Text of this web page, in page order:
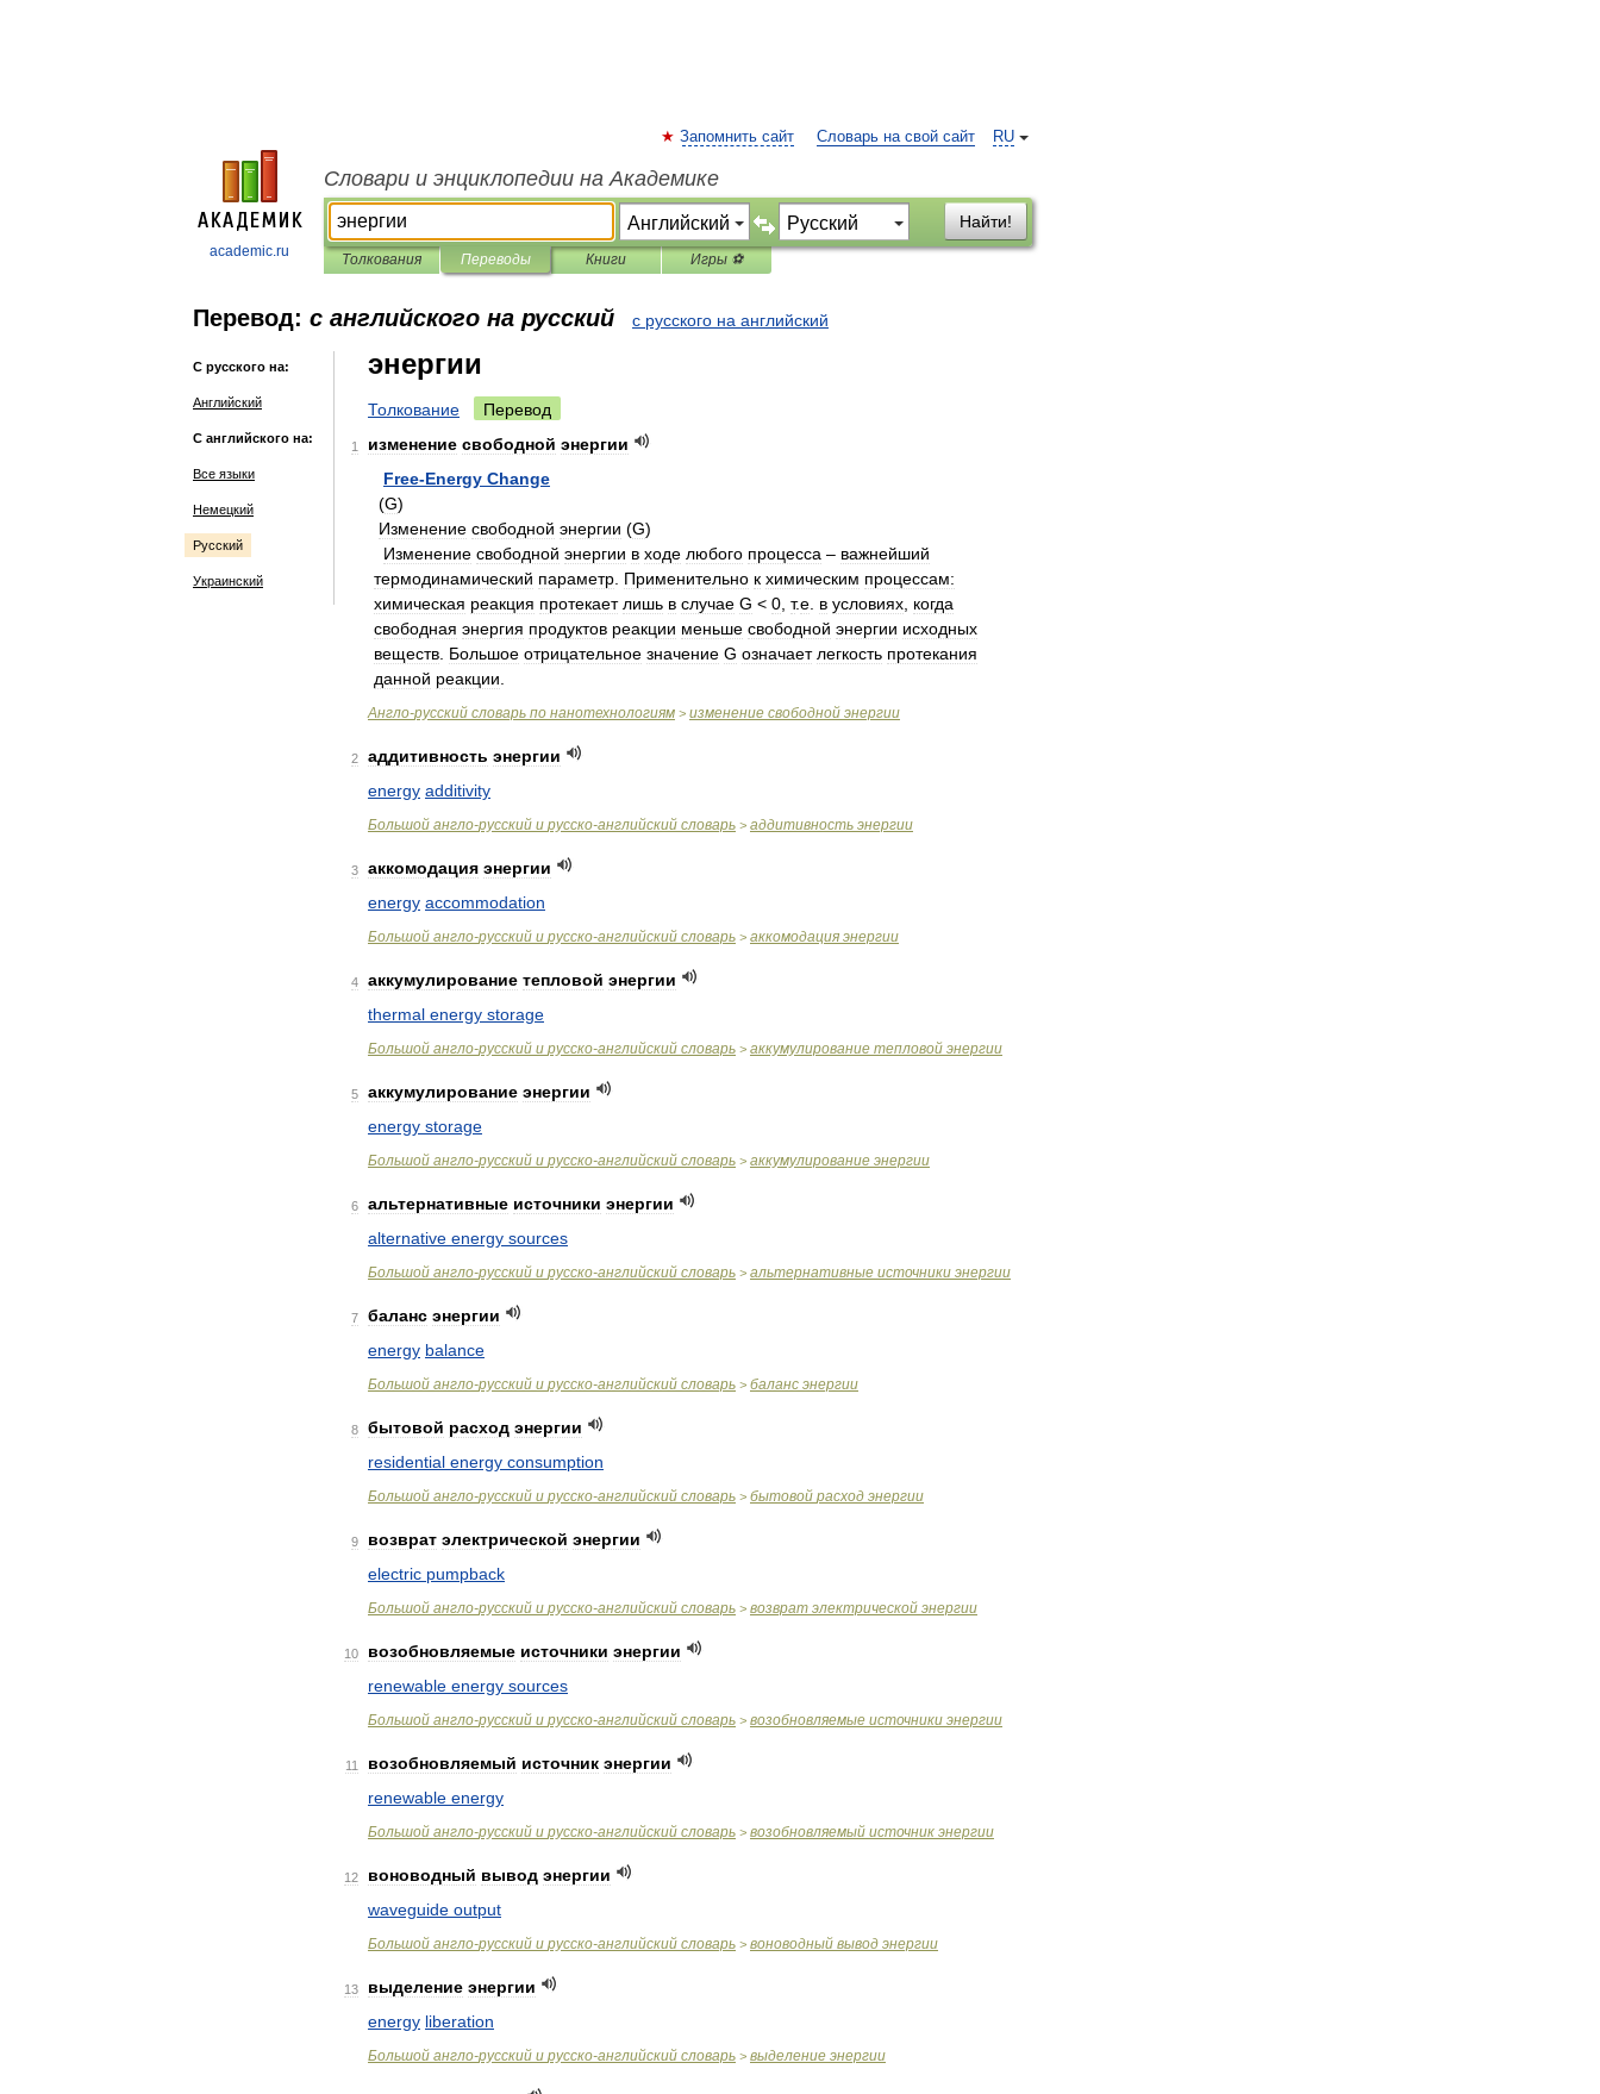
academic.ru
RU
Запомнить сайт Словарь на свой сайт
Словари и энциклопедии на Академике
Найти!
Толкования Переводы Книги Игры ⚽
Перевод: с английского на русский с русского на английский
С русского на:
Английский
С английского на:
Все языки
Немецкий
Русский
Украинский
энергии
Толкование Перевод
1 изменение свободной энергии
Free-Energy Change
(G)
Изменение свободной энергии (G)
Изменение свободной энергии в ходе любого процесса – важнейший
термодинамический параметр Применительно к химическим процессам:
химическая реакция протекает лишь в случае G < 0 т.е в условиях когда
свободная энергия продуктов реакции меньше свободной энергии исходных
веществ Большое отрицательное значение G означает легкость протекания
данной реакции
Англо-русский словарь по нанотехнологиям > изменение свободной энергии
2 аддитивность энергии
energy additivity
Большой англо-русский и русско-английский словарь > аддитивность энергии
3 аккомодация энергии
energy accommodation
Большой англо-русский и русско-английский словарь > аккомодация энергии
4 аккумулирование тепловой энергии
thermal energy storage
Большой англо-русский и русско-английский словарь > аккумулирование тепловой энергии
5 аккумулирование энергии
energy storage
Большой англо-русский и русско-английский словарь > аккумулирование энергии
6 альтернативные источники энергии
alternative energy sources
Большой англо-русский и русско-английский словарь > альтернативные источники энергии
7 баланс энергии
energy balance
Большой англо-русский и русско-английский словарь > баланс энергии
8 бытовой расход энергии
residential energy consumption
Большой англо-русский и русско-английский словарь > бытовой расход энергии
9 возврат электрической энергии
electric pumpback
Большой англо-русский и русско-английский словарь > возврат электрической энергии
10 возобновляемые источники энергии
renewable energy sources
Большой англо-русский и русско-английский словарь > возобновляемые источники энергии
11 возобновляемый источник энергии
renewable energy
Большой англо-русский и русско-английский словарь > возобновляемый источник энергии
12 воноводный вывод энергии
waveguide output
Большой англо-русский и русско-английский словарь > воноводный вывод энергии
13 выделение энергии
energy liberation
Большой англо-русский и русско-английский словарь > выделение энергии